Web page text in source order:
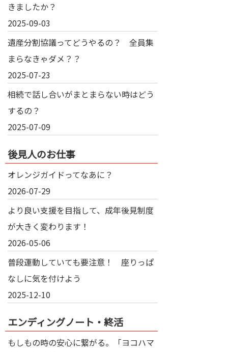
きましたか？
2025-09-03
遺産分割協議ってどうやるの？ 全員集
まらなきゃダメ？？
2025-07-23
相続で話し合いがまとまらない時はどう
するの？
2025-07-09
後見人のお仕事
オレンジガイドってなあに？
2026-07-29
より良い支援を目指して、成年後見制度
が大きく変わります！
2026-05-06
普段運動していても要注意！ 座りっぱ
なしに気を付けよう
2025-12-10
エンディングノート・終活
もしもの時の安心に繋がる。「ヨコハマ